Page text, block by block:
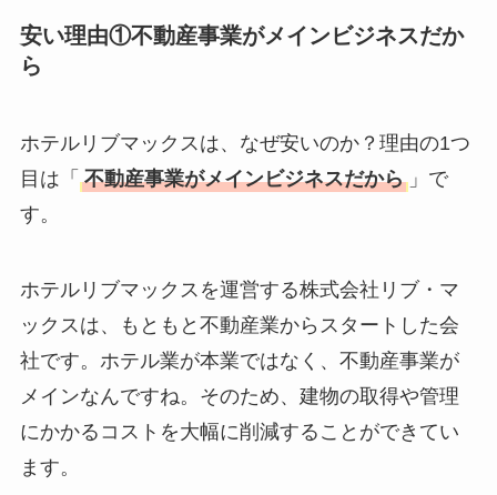
安い理由①不動産事業がメインビジネスだか
ら
ホテルリブマックスは、なぜ安いのか？理由の1つ
目は「 不動産事業がメインビジネスだから 」で
す。
ホテルリブマックスを運営する株式会社リブ・マ
ックスは、もともと不動産業からスタートした会
社です。ホテル業が本業ではなく、不動産事業が
メインなんですね。そのため、建物の取得や管理
にかかるコストを大幅に削減することができてい
ます。